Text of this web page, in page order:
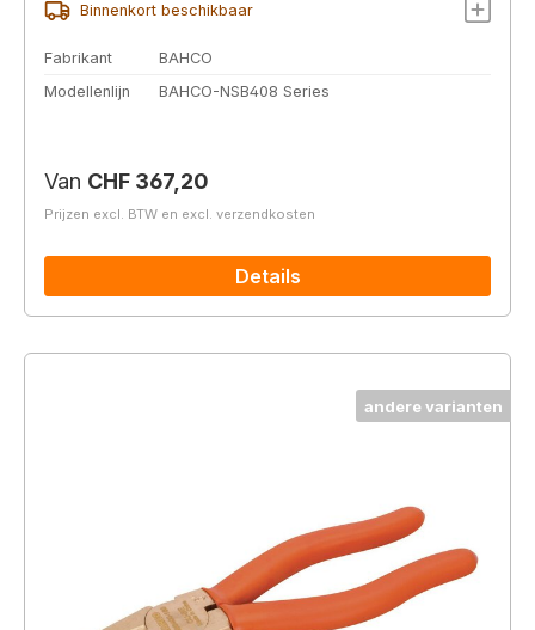
Binnenkort beschikbaar
Fabrikant
BAHCO
Modellenlijn
BAHCO-NSB408 Series
Normale prijs:
Van CHF 367,20
Prijzen excl. BTW en excl. verzendkosten
Details
andere varianten